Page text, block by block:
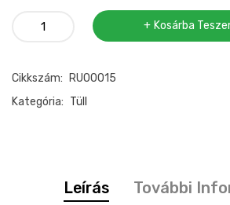
Kosárba
Cikkszám:
RU00015
Kategória: Tüll
Leírás
További